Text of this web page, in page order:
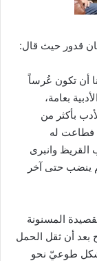
قدور حيث قال:
أن تكون عُرساً
بعامة،
بأكثر من
فطاعت له
وانبرى
ينضب حتى آخر
المسنونة
بعد أن ثقل الحمل
طوعيّ نحو